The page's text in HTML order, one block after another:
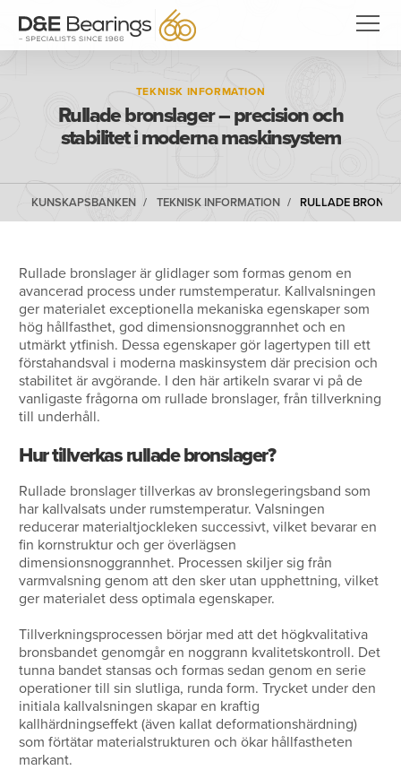
TEKNISK INFORMATION
Rullade bronslager – precision och
stabilitet i moderna maskinsystem
KUNSKAPSBANKEN TEKNISK INFORMATION RULLADE
Rullade bronslager är glidlager som formas genom en
avancerad process under rumstemperatur. Kallvalsningen
ger materialet exceptionella mekaniska egenskaper som
hög hållfasthet, god dimensionsnoggrannhet och en
utmärkt ytfinish. Dessa egenskaper gör lagertypen till ett
förstahandsval i moderna maskinsystem där precision och
stabilitet är avgörande. I den här artikeln svarar vi på de
vanligaste frågorna om rullade bronslager, från tillverkning
till underhåll.
Hur tillverkas rullade bronslager?
Rullade bronslager tillverkas av bronslegeringsband som
har kallvalsats under rumstemperatur. Valsningen
reducerar materialtjockleken successivt, vilket bevarar en
fin kornstruktur och ger överlägsen
dimensionsnoggrannhet. Processen skiljer sig från
varmvalsning genom att den sker utan upphettning, vilket
ger materialet dess optimala egenskaper.
Tillverkningsprocessen börjar med att det högkvalitativa
bronsbandet genomgår en noggrann kvalitetskontroll. Det
tunna bandet stansas och formas sedan genom en serie
operationer till sin slutliga, runda form. Trycket under den
initiala kallvalsningen skapar en kraftig
kallhärdningseffekt (även kallat deformationshärdning)
som förtätar materialstrukturen och ökar hållfastheten
markant.